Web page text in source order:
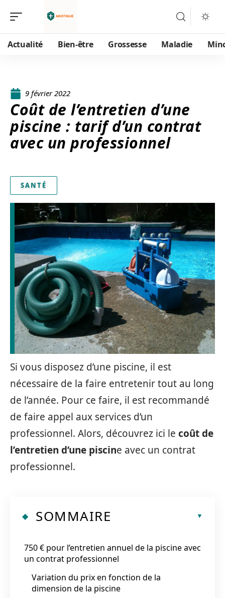
Actualité Bien-être Grossesse Maladie
9 février 2022
Coût de l’entretien d’une
piscine : tarif d’un contrat
avec un professionnel
SANTÉ
Si vous disposez d’une piscine, il est
nécessaire de la faire entretenir tout au long
de l’année. Pour ce faire, il est recommandé
de faire appel aux services d’un
professionnel. Alors, découvrez ici le coût de
l’entretien d’une piscine avec un contrat
professionnel.
SOMMAIRE
750 € pour l’entretien annuel de la piscine avec
un contrat professionnel
Variation du prix en fonction de la
dimension de la piscine